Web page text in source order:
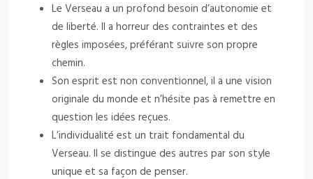
Le Verseau a un profond besoin d’autonomie et
de liberté. Il a horreur des contraintes et des
règles imposées, préférant suivre son propre
chemin.
Son esprit est non conventionnel, il a une vision
originale du monde et n’hésite pas à remettre en
question les idées reçues.
L’individualité est un trait fondamental du
Verseau. Il se distingue des autres par son style
unique et sa façon de penser.